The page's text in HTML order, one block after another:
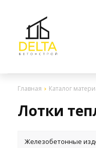
Главная Каталог
Лотки
Железобетонные